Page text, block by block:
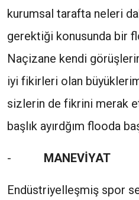
kurumsal tarafta neleri
gerektiği konusunda bir
Naçizane kendi
iyi fikirleri olan
sizlerin de fikrini merak
başlık ayırdğım flooda
- MANEVİYAT
Endüstriyelleşmiş spor